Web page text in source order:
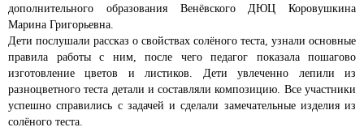
дополнительного образования Венёвского ДЮЦ Коровушкина
Марина Григорьевна.
Дети послушали рассказ о свойствах солёного теста, узнали основные
правила работы с ним, после чего педагог показала пошагово
изготовление цветов и листиков. Дети увлеченно лепили из
разноцветного теста детали и составляли композицию. Все участники
успешно справились с задачей и сделали замечательные изделия из
солёного теста.